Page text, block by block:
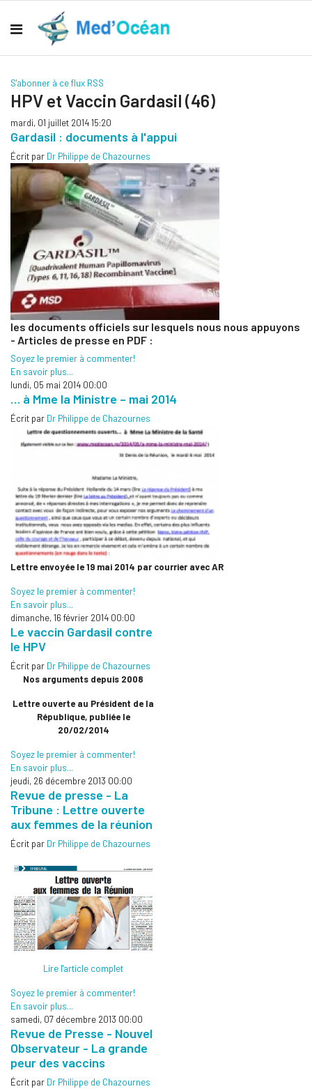
S'abonner à ce flux RSS
HPV et Vaccin Gardasil (46)
mardi, 01 juillet 2014 15:20
Gardasil : documents à l'appui
Écrit par Dr Philippe de Chazournes
les documents officiels sur lesquels nous nous appuyons
- Articles de presse en PDF :
Soyez le premier à commenter!
En savoir plus...
lundi, 05 mai 2014 00:00
… à Mme la Ministre – mai 2014
Écrit par Dr Philippe de Chazournes
Lettre envoyée le 19 mai 2014 par courrier avec AR
Soyez le premier à commenter!
En savoir plus...
dimanche, 16 février 2014 00:00
Le vaccin Gardasil contre
le HPV
Écrit par Dr Philippe de Chazournes
Nos arguments depuis 2008
Lettre ouverte au Président de la
République, publiée le
20/02/2014
Soyez le premier à commenter!
En savoir plus...
jeudi, 26 décembre 2013 00:00
Revue de presse - La
Tribune : Lettre ouverte
aux femmes de la réunion
Écrit par Dr Philippe de Chazournes
Lire l'article complet
Soyez le premier à commenter!
En savoir plus...
samedi, 07 décembre 2013 00:00
Revue de Presse - Nouvel
Observateur - La grande
peur des vaccins
Écrit par Dr Philippe de Chazournes